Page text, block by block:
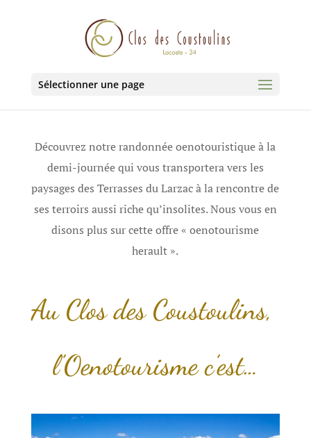
Sélectionner une page
Découvrez notre randonnée oenotouristique à la
demi-journée qui vous transportera vers les
paysages des Terrasses du Larzac à la rencontre de
ses terroirs aussi riche qu’insolites.Nous vous en
disons plus sur cette offre « oenotourisme
herault ».
Au Clos des Coustoulins,
l’Oenotourisme c’est…